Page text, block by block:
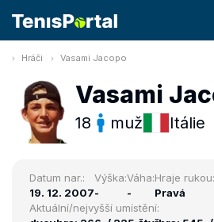
Hráči Vasami Jacopo
Vasami
18 muž Itálie
Datum nar.:
19. 12. 2007
Výška:
-
Váha:
-
Hraje rukou:
Pravá
Aktuální/nejvyšší umístění: